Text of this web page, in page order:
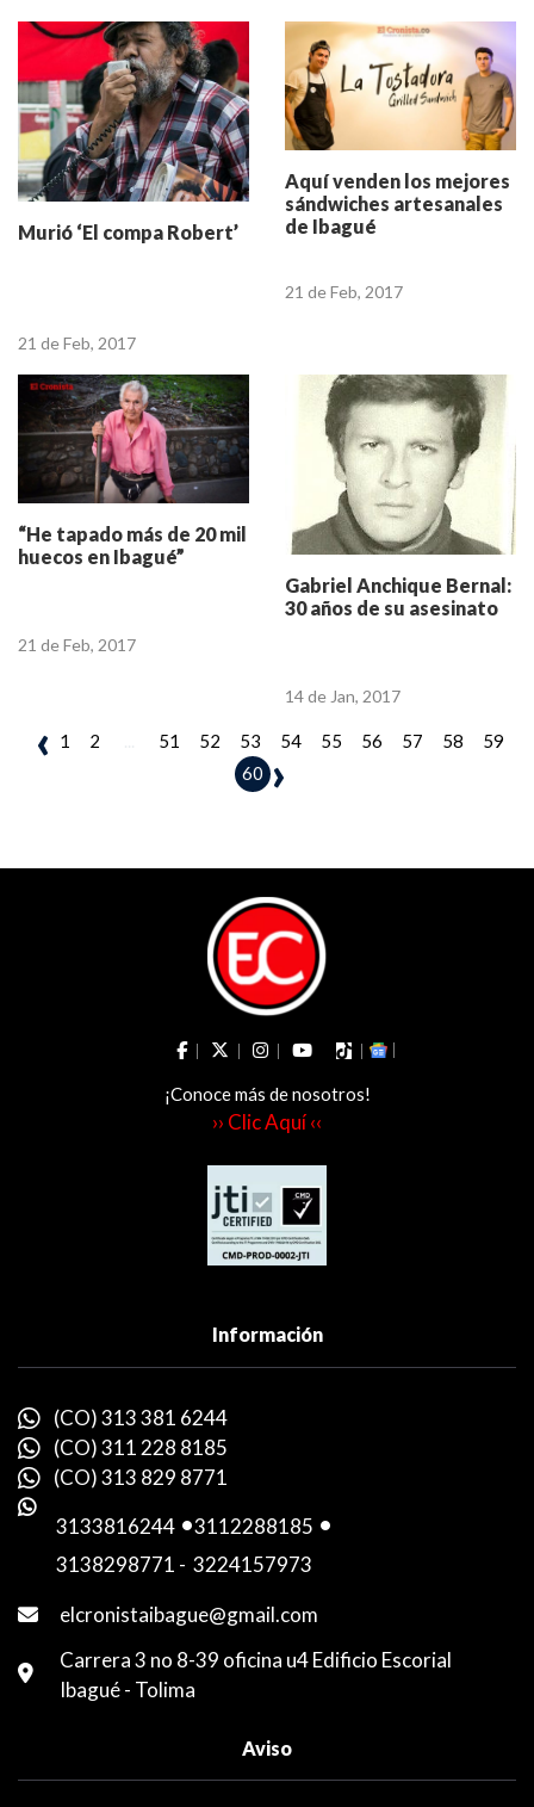
Murió ‘El compa Robert’
21 de Feb, 2017
Aquí venden los mejores
sándwiches artesanales
de Ibagué
21 de Feb, 2017
“He tapado más de 20 mil
huecos en Ibagué”
21 de Feb, 2017
Gabriel Anchique Bernal:
30 años de su asesinato
14 de Jan, 2017
‹ 1 2 51 52 53 54 55 56 57 58
59
60 ›
¡Conoce más de nosotros!
›› Clic Aquí ‹‹
Información
(CO) 313 381 6244
(CO) 311 228 8185
(CO) 313 829 8771
3133816244 -3112288185 -
3138298771 - 3224157973
elcronistaibague@gmail.com
Carrera 3 no 8-39 oficina u4 Edificio Escorial
Ibagué - Tolima
Aviso